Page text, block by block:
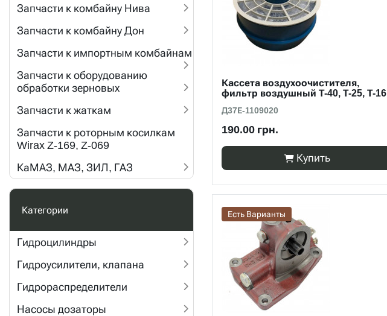
Запчасти к комбайну Нива
Запчасти к комбайну Дон
Запчасти к импортным комбайнам
Запчасти к оборудованию
обработки зерновых
Запчасти к жаткам
Запчасти к роторным косилкам
Wirax Z-169, Z-069
КаМАЗ, МАЗ, ЗИЛ, ГАЗ
Категории
Гидроцилиндры
Гидроусилители, клапана
Гидрораспределители
Насосы дозаторы
Кассета воздухоочистителя,
фильтр воздушный Т-40, Т-25, Т-16
Д37Е-1109020
190.00 грн.
Купить
Есть Варианты